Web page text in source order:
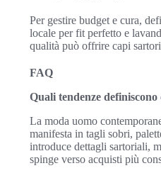
Per gestire budget e cura,
locale per fit perfetto e
qualità può offrire capi
FAQ
Quali tendenze
La moda uomo
manifesta in tagli sobri,
introduce dettagli sartoriali,
spinge verso acquisti più